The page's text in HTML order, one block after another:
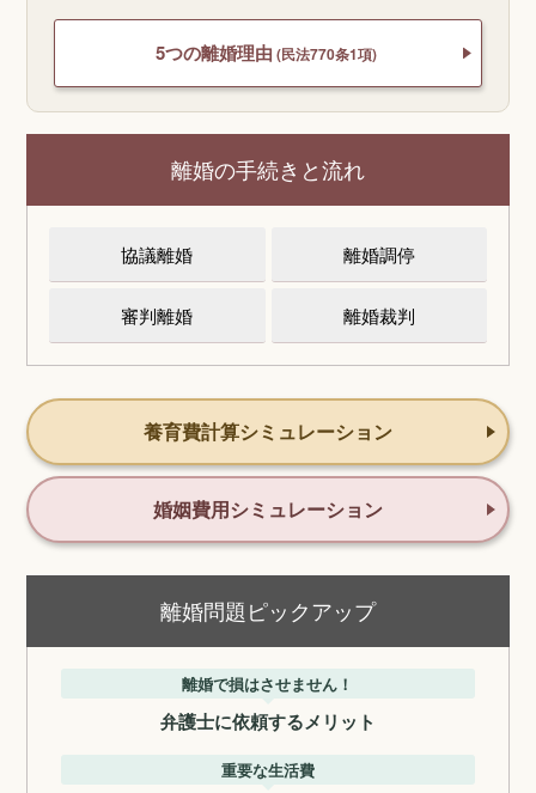
5つの離婚理由 (民法770条1項)
離婚の手続きと流れ
協議離婚 離婚調停
審判離婚 離婚裁判
養育費計算シミュレーション
婚姻費用シミュレーション
離婚問題ピックアップ
離婚で損はさせません！
弁護士に依頼するメリット
重要な生活費